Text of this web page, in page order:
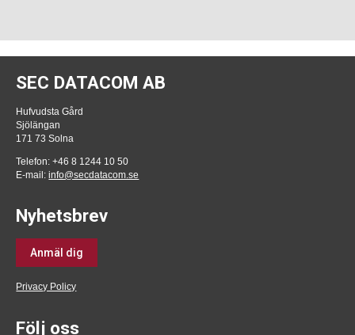
SEC DATACOM AB
Hufvudsta Gård
Sjölängan
171 73 Solna
Telefon: +46 8 1244 10 50
E-mail:info@secdatacom.se
Nyhetsbrev
Anmäl dig
Privacy Policy
Följ oss